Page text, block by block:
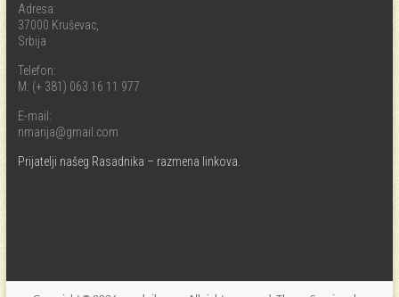
Adresa:
37000 Kruševac,
Srbija
Telefon:
M: (+ 381) 063 16 11 977
E-mail:
nmarija@gmail.com
Prijatelji našeg Rasadnika – razmena linkova.